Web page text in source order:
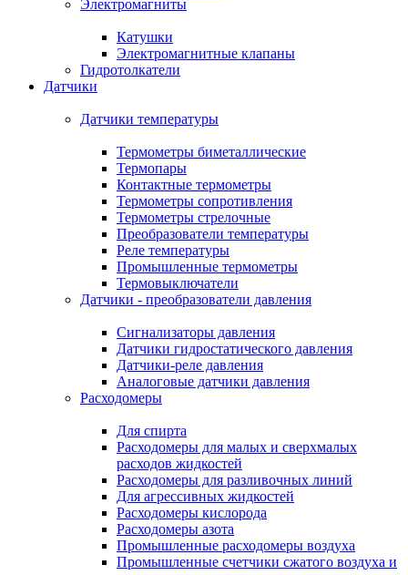
Электромагниты
Катушки
Электромагнитные клапаны
Гидротолкатели
Датчики
Датчики температуры
Термометры биметаллические
Термопары
Контактные термометры
Термометры сопротивления
Термометры стрелочные
Преобразователи температуры
Реле температуры
Промышленные термометры
Термовыключатели
Датчики - преобразователи давления
Сигнализаторы давления
Датчики гидростатического давления
Датчики-реле давления
Аналоговые датчики давления
Расходомеры
Для спирта
Расходомеры для малых и сверхмалых
расходов жидкостей
Расходомеры для разливочных линий
Для агрессивных жидкостей
Расходомеры кислорода
Расходомеры азота
Промышленные расходомеры воздуха
Промышленные счетчики сжатого воздуха и